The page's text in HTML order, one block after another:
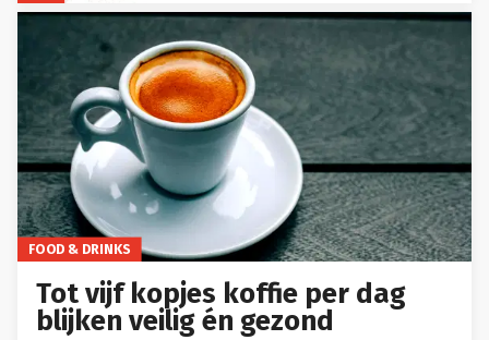
FOOD & DRINKS
Tot vijf kopjes koffie per dag
blijken veilig én gezond